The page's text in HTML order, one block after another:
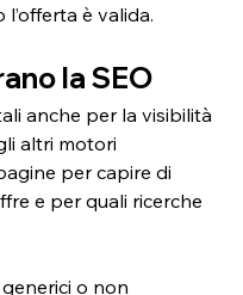
è valida.
la SEO
anche per la visibilità
altri motori
per capire di
e per quali ricerche
o non